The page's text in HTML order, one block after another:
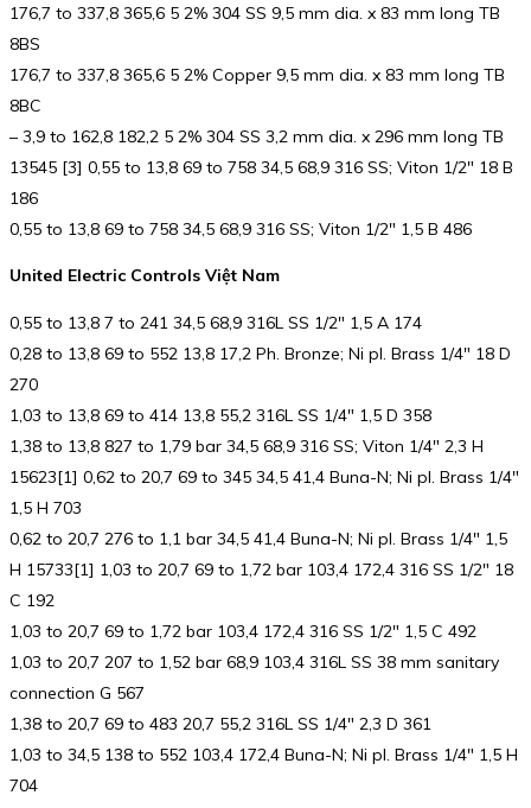
176,7 to 337,8 365,6 5 2% 304 SS 9,5 mm dia. x 83 mm long TB
8BS
176,7 to 337,8 365,6 5 2% Copper 9,5 mm dia. x 83 mm long TB
8BC
– 3,9 to 162,8 182,2 5 2% 304 SS 3,2 mm dia. x 296 mm long TB
13545 [3] 0,55 to 13,8 69 to 758 34,5 68,9 316 SS; Viton 1/2″ 18 B
186
0,55 to 13,8 69 to 758 34,5 68,9 316 SS; Viton 1/2″ 1,5 B 486
United Electric Controls Việt Nam
0,55 to 13,8 7 to 241 34,5 68,9 316L SS 1/2″ 1,5 A 174
0,28 to 13,8 69 to 552 13,8 17,2 Ph. Bronze; Ni pl. Brass 1/4″ 18 D
270
1,03 to 13,8 69 to 414 13,8 55,2 316L SS 1/4″ 1,5 D 358
1,38 to 13,8 827 to 1,79 bar 34,5 68,9 316 SS; Viton 1/4″ 2,3 H
15623[1] 0,62 to 20,7 69 to 345 34,5 41,4 Buna-N; Ni pl. Brass 1/4″
1,5 H 703
0,62 to 20,7 276 to 1,1 bar 34,5 41,4 Buna-N; Ni pl. Brass 1/4″ 1,5
H 15733[1] 1,03 to 20,7 69 to 1,72 bar 103,4 172,4 316 SS 1/2″ 18
C 192
1,03 to 20,7 69 to 1,72 bar 103,4 172,4 316 SS 1/2″ 1,5 C 492
1,03 to 20,7 207 to 1,52 bar 68,9 103,4 316L SS 38 mm sanitary
connection G 567
1,38 to 20,7 69 to 483 20,7 55,2 316L SS 1/4″ 2,3 D 361
1,03 to 34,5 138 to 552 103,4 172,4 Buna-N; Ni pl. Brass 1/4″ 1,5 H
704